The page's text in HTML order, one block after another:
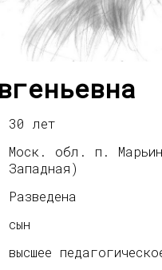
30 лет
Моск. обл. п.
Западная)
Разведена
сын
высшее